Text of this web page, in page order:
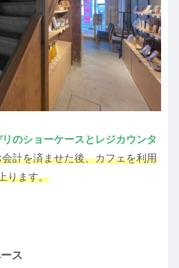
リのショーケースとレジカウンタ
計を済ませた後、カフェを利用
ります。
ス